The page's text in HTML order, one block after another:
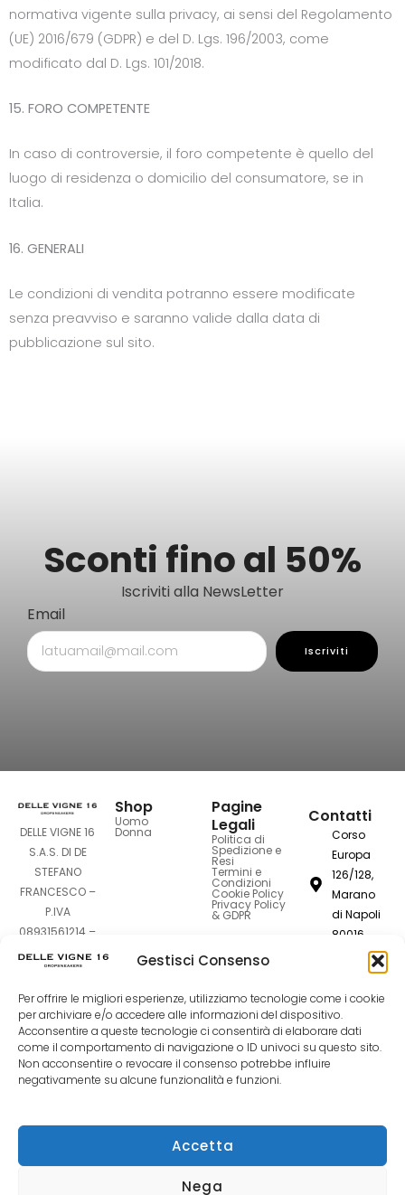
Gestisci Consenso
Per offrire le migliori esperienze, utilizziamo tecnologie come i cookie
per archiviare e/o accedere alle informazioni del dispositivo.
Acconsentire a queste tecnologie ci consentirà di elaborare dati
come il comportamento di navigazione o ID univoci su questo sito.
Non acconsentire o revocare il consenso potrebbe influire
negativamente su alcune funzionalità e funzioni.
Accetta
Nega
normativa vigente sulla privacy, ai sensi del Regolamento
(UE) 2016/679 (GDPR) e del D. Lgs. 196/2003, come
modificato dal D. Lgs. 101/2018.
15. FORO COMPETENTE
In caso di controversie, il foro competente è quello del
luogo di residenza o domicilio del consumatore, se in
Italia.
16. GENERALI
Le condizioni di vendita potranno essere modificate
senza preavviso e saranno valide dalla data di
pubblicazione sul sito.
Sconti fino al 50%
Iscriviti alla NewsLetter
Email
Iscriviti
DELLE VIGNE 16
S.A.S. DI DE
STEFANO
FRANCESCO –
P.IVA
08931561214 –
Sede Legale:
Corso Europa
126-128 –
80016 Marano
di Napoli (NA)
F
a
c
I
n
s
T
i
k
Shop
Uomo
Donna
Pagine
Legali
Politica di
Spedizione e
Resi
Termini e
Condizioni
Cookie Policy
Privacy Policy
& GDPR
Contatti
Corso
Europa
126/128,
Marano
di Napoli
80016
081
7420994